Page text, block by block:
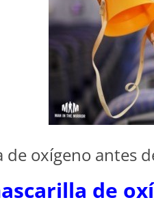
de oxígeno antes
de